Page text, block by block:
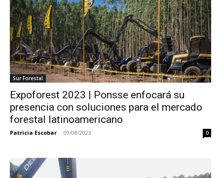
Sur Forestal
Expoforest 2023 | Ponsse enfocará su
presencia con soluciones para el mercado
forestal latinoamericano
Patricia Escobar - 09/08/2023 0